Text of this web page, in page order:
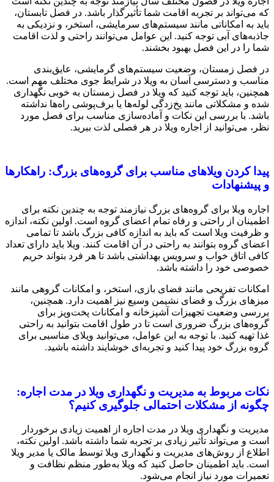
که می‌تواند بر تجربه اقامت شما تأثیرگذار باشد. در فصل تابستان،
باید به امکاناتی مانند سیستم‌های سرمایشی، استخر، و نزدیکی به
جاذبه‌های آبی توجه کنید. این عوامل می‌توانند راحتی و لذت اقامت
شما را در این فصل بهبود بخشند.
در فصل زمستان، وضعیت سیستم‌های گرمایشی، عایق‌بندی
مناسب و دسترسی آسان به ویلا در شرایط جوی مختلف مهم است.
همچنین، باید توجه کنید که ویلا در فصل زمستان به خوبی نگهداری
شده و مشکلاتی مانند یخ‌زدگی لوله‌ها یا برف‌پوشی راه‌ها نداشته
باشد. با بررسی این نکات و آماده‌سازی مناسب برای فصل مورد
نظر، می‌توانید از اجاره ویلا در هر فصلی لذت ببرید.
پیدا کردن ویلاهای مناسب برای گروه‌های بزرگ: راهکارها
و پیشنهادات
اجاره ویلا برای گروه‌های بزرگ نیازمند توجه به چندین نکته برای
اطمینان از راحتی و رفاه تمام اعضای گروه است. اولین نکته، اندازه
و ظرفیت ویلا است که باید به اندازه کافی بزرگ باشد تا تمامی
اعضای گروه بتوانند به راحتی در آن اقامت کنند. ویلا باید دارای تعداد
کافی اتاق خواب و سرویس بهداشتی باشد تا هر فرد بتواند حریم
خصوصی خود را داشته باشد.
امکانات تفریحی مانند فضای بازی، استخر، و امکانات گروهی مانند
میزهای بزرگ و فضای نشیمن وسیع نیز اهمیت دارد. همچنین،
بررسی وضعیت تجهیزات آشپزخانه و امکانات پخت‌وپز برای
گروه‌های بزرگ ضروری است تا در طول اقامت بتوانید به راحتی
غذا تهیه کنید. با توجه به این عوامل، می‌توانید ویلای مناسبی برای
گروه بزرگ خود پیدا کنید و تجربه‌ای خوشایند داشته باشید.
نکات مربوط به مدیریت و نگهداری ویلا در مدت اجاره:
چگونه از مشکلات احتمالی جلوگیری کنیم؟
مدیریت و نگهداری ویلا در مدت اجاره از اهمیت زیادی برخوردار
است و می‌تواند تأثیر زیادی بر تجربه شما داشته باشد. اولین نکته،
اطلاع از روش‌های مدیریت و نگهداری ویلا توسط مالک یا مدیر ویلا
است. باید اطمینان حاصل کنید که ویلا به‌طور منظم نظافت و
تعمیرات مورد نیاز انجام می‌شود.